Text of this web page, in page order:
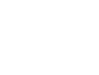
og teknikafdeling i Padborg